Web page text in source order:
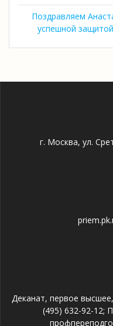
Поздравляем
успешной
г. Москва, ул.
Деканат, первое
(495) 632-92-12;